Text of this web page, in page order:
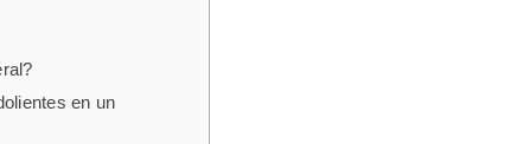
en un